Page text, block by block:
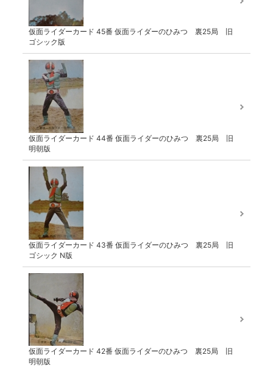
仮面ライダーカード 45番 仮面ライダーのひみつ 裏25局 旧
ゴシック版
仮面ライダーカード 44番 仮面ライダーのひみつ 裏25局 旧
明朝版
仮面ライダーカード 43番 仮面ライダーのひみつ 裏25局 旧
ゴシック N版
仮面ライダーカード 42番 仮面ライダーのひみつ 裏25局 旧
明朝版